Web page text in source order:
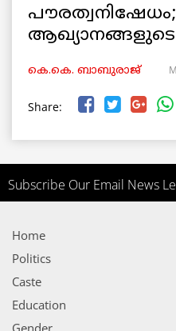
ആഖ്യാനങ്ങളുടെ
കെ.കെ. ബാബുരാജ്‌
Share:
Subscribe Our Email News
Home
Politics
Caste
Education